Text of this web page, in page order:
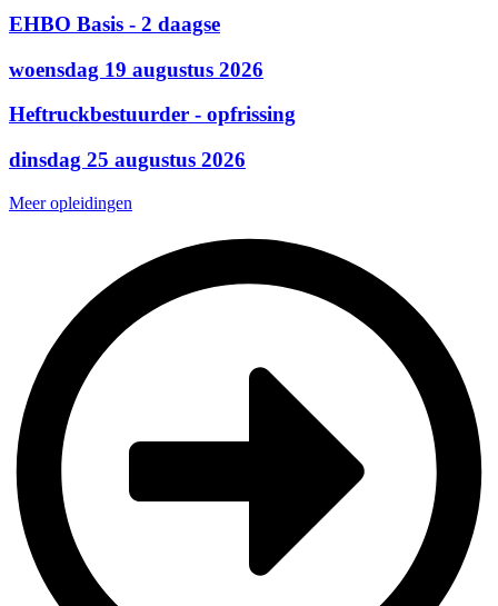
EHBO Basis - 2 daagse
woensdag 19 augustus 2026
Heftruckbestuurder - opfrissing
dinsdag 25 augustus 2026
Meer opleidingen